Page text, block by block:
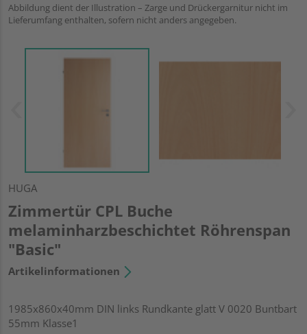
Abbildung dient der Illustration – Zarge und Drückergarnitur nicht im
Lieferumfang enthalten, sofern nicht anders angegeben.
HUGA
Zimmertür CPL Buche
melaminharzbeschichtet Röhrenspan
"Basic"
Artikelinformationen
1985x860x40mm DIN links Rundkante glatt V 0020 Buntbart
55mm Klasse1